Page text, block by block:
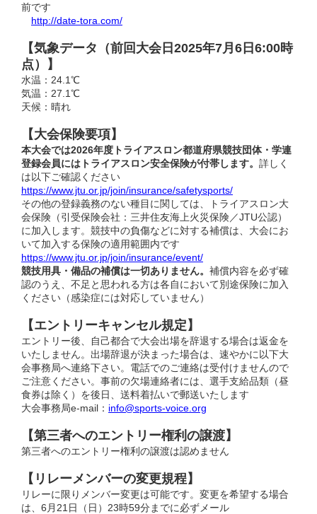
前です
http://date-tora.com/
【気象データ（前回⼤会⽇2025年7⽉6⽇6:00時
点）】
水温：24.1℃
気温：27.1℃
天候：晴れ
【大会保険要項】
本大会では2026年度トライアスロン都道府県競技団体・学連
登録会員にはトライアスロン安全保険が付帯します。 詳しく
は以下ご確認ください
https://www.jtu.or.jp/join/insurance/safetysports/
その他の登録義務のない種目に関しては、トライアスロン大
会保険（引受保険会社：三井住友海上火災保険／JTU公認）
に加入します。競技中の負傷などに対する補償は、大会にお
いて加入する保険の適用範囲内です
https://www.jtu.or.jp/join/insurance/event/
競技用具・備品の補償は一切ありません。 補償内容を必ず確
認のうえ、不足と思われる方は各自において別途保険に加入
ください（感染症には対応していません）
【エントリーキャンセル規定】
エントリー後、自己都合で大会出場を辞退する場合は返金を
いたしません。出場辞退が決まった場合は、速やかに以下大
会事務局へ連絡下さい。電話でのご連絡は受付けませんので
ご注意ください。事前の欠場連絡者には、選手支給品類（昼
食券は除く）を後日、送料着払いで郵送いたします
大会事務局e-mail： info@sports-voice.org
【第三者へのエントリー権利の譲渡】
第三者へのエントリー権利の譲渡は認めません
【リレーメンバーの変更規程】
リレーに限りメンバー変更は可能です。変更を希望する場合
は、6月21日（日）23時59分までに必ずメール